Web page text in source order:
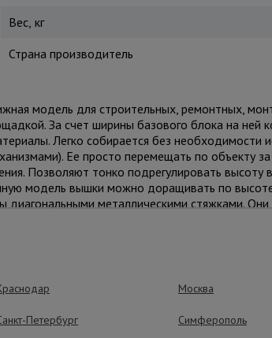
Вес, кг
Страна производитель
модель для строительных, ремонтных,
За счет ширины базового блока на ней
Легко собирается без необходимости
Ее просто перемещать по объекту за
Позволяют тонко подрегулировать высоту
модель вышки можно доращивать по
металлическими стяжками.
из фанеры толщиной 10 мм, состоит из
для проведения работ. Также настилы
Помните, вышка выдерживает общий
для обеспечения
визуальные потертости, царапины и
Москва
Петербург Симферополь